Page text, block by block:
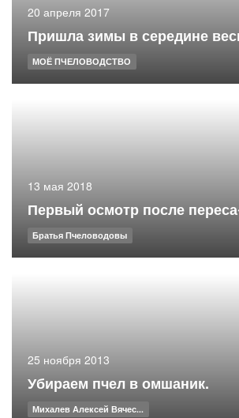
20 апреля 2017
Пришла зимы в середине
МОЁ ПЧЕЛОВОДСТВО
13 мая 2018
Первый осмотр после
Братья Пчеловодовы
25 ноября 2013
Убираем пчел в омшаник.
Михалев Алексей Вячес...